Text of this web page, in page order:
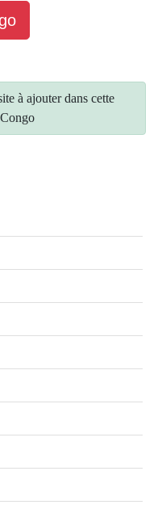
à ajouter dans cette